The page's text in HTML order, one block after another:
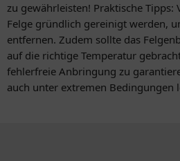
zu gewährleisten! Praktische
Felge gründlich gereinigt werden,
entfernen. Zudem sollte das
auf die richtige Temperatur
fehlerfreie Anbringung zu
auch unter extremen Bedingungen